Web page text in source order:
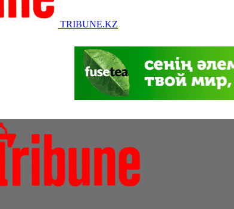
TRIBUNE.KZ